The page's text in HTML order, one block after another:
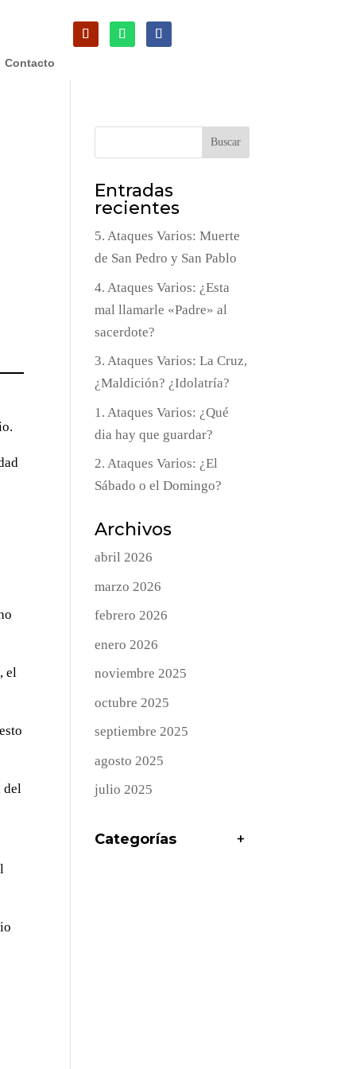
Contacto
el
del
Buscar
Entradas
recientes
5. Ataques Varios: Muerte
de San Pedro y San Pablo
4. Ataques Varios: ¿Esta
mal llamarle «Padre» al
sacerdote?
3. Ataques Varios: La Cruz,
¿Maldición? ¿Idolatría?
1. Ataques Varios: ¿Qué
dia hay que guardar?
2. Ataques Varios: ¿El
Sábado o el Domingo?
Archivos
abril 2026
marzo 2026
febrero 2026
enero 2026
noviembre 2025
octubre 2025
septiembre 2025
agosto 2025
julio 2025
Categorías +